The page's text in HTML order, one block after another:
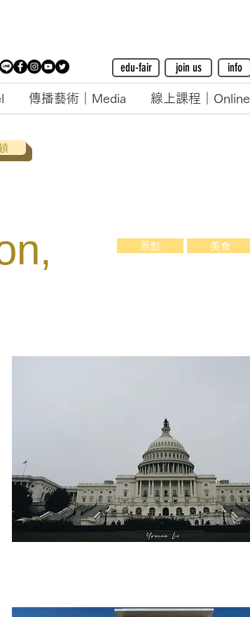
edu-fair join us info
傳播藝術｜Media 線上課程｜Online
景點 美食